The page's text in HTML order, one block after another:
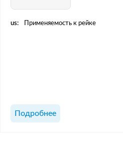
us: Применяемость к рейке
Подробнее